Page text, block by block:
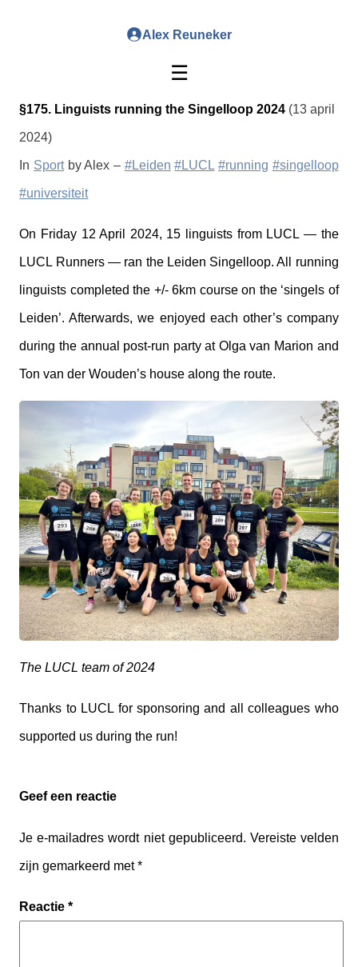
Alex Reuneker
☰
§175. Linguists running the Singelloop 2024 (13 april
2024)
In Sportby Alex – #Leiden #LUCL #running #singelloop
#universiteit
On Friday 12 April 2024, 15 linguists from LUCL — the
LUCL Runners — ran the Leiden Singelloop. All running
linguists completed the +/- 6km course on the ‘singels of
Leiden’. Afterwards, we enjoyed each other’s company
during the annual post-run party at Olga van Marion and
Ton van der Wouden’s house along the route.
The LUCL team of 2024
Thanks to LUCL for sponsoring and all colleagues who
supported us during the run!
Geef een reactie
Je e-mailadres wordt niet gepubliceerd. Vereiste velden
zijn gemarkeerd met*
Reactie*